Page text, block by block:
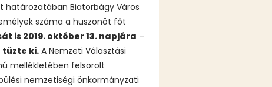
határozatában Biatorbágy Város
száma a huszonöt főt
is 2019. október 13. napjára –
tűzte ki. A Nemzeti Választási
mellékletében felsorolt
nemzetiségi önkormányzati